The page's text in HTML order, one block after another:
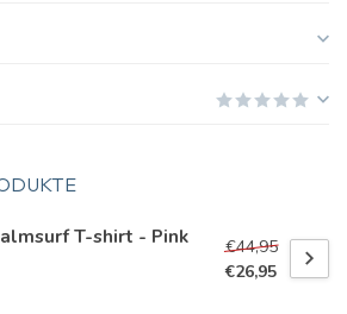
T-shirt - Pink
€44,95
€26,95